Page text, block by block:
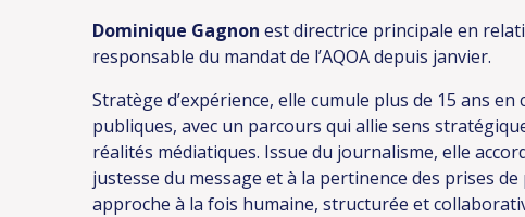
Dominique Gagnon est directrice principale en
responsable du mandat de l’AQOA depuis janvier.
Stratège d’expérience, elle cumule plus de 15 ans
publiques, avec un parcours qui allie sens
réalités médiatiques. Issue du journalisme, elle
justesse du message et à la pertinence des prises
approche à la fois humaine, structurée et